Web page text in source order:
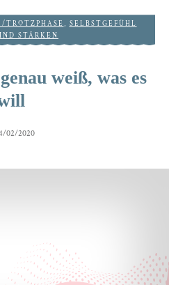
TROTZPHASE , SELBSTGEFÜHL
STÄRKEN
weiß, was es
02/2020